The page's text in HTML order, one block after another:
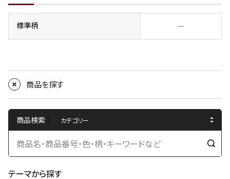
標準柄 ―
商品を探す
商品検索
検
テーマから探す